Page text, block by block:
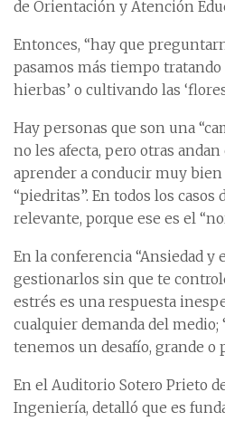
de Orientación y Atención
Entonces, “hay que
pasamos más tiempo tratando
hierbas’ o cultivando las
Hay personas que son una
no les afecta, pero otras
aprender a conducir muy
“piedritas”. En todos los casos
relevante, porque ese es el
En la conferencia “Ansiedad y
gestionarlos sin que te
estrés es una respuesta
cualquier demanda del medio;
tenemos un desafío, grande o
En el Auditorio Sotero Prieto
Ingeniería, detalló que es